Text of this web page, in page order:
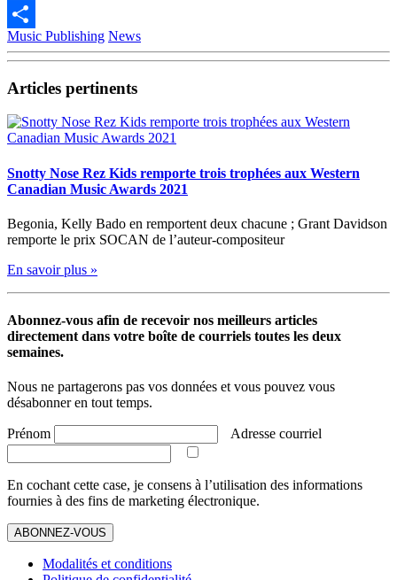
Email
Partager
Music Publishing News
Articles pertinents
Snotty Nose Rez Kids remporte trois trophées aux Western
Canadian Music Awards 2021
Begonia, Kelly Bado en remportent deux chacune ; Grant Davidson
remporte le prix SOCAN de l’auteur-compositeur
En savoir plus »
Abonnez-vous afin de recevoir nos meilleurs articles
directement dans votre boîte de courriels toutes les deux
semaines.
Nous ne partagerons pas vos données et vous pouvez vous
désabonner en tout temps.
Prénom Adresse courriel
En cochant cette case, je consens à l’utilisation des informations
fournies à des fins de marketing électronique.
ABONNEZ-VOUS
Modalités et conditions